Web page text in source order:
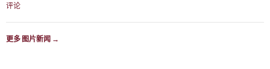
评论
更多 图片新闻 →